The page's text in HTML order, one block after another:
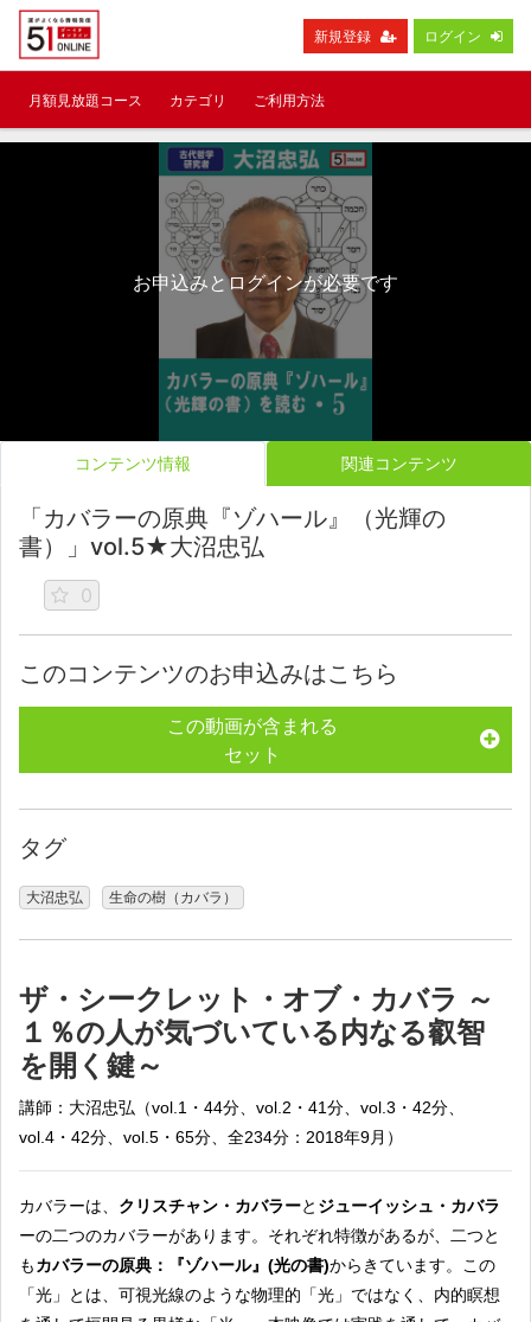
新規登録 ログイン
月額見放題コース カテゴリ ご利用方法
お申込みとログインが必要です
コンテンツ情報 関連コンテンツ
「カバラーの原典『ゾハール』（光輝の
書）」vol.5★大沼忠弘
0
このコンテンツのお申込みはこちら
この動画が含まれる
セット
タグ
大沼忠弘 生命の樹（カバラ）
ザ・シークレット・オブ・カバラ ～
１％の人が気づいている内なる叡智
を開く鍵～
講師：大沼忠弘（vol.1・44分、vol.2・41分、vol.3・42分、
vol.4・42分、vol.5・65分、全234分：2018年9月）
カバラーは、 クリスチャン・カバラーと ジュー­イッシュ・カバラ
ーの二つのカバラーがあります。それぞれ特徴があるが、二つと
もカバラーの原典： 『ゾハール』(光の書)からきています。この
「光」とは、可視光線のような物理的「光」ではなく、内的瞑想